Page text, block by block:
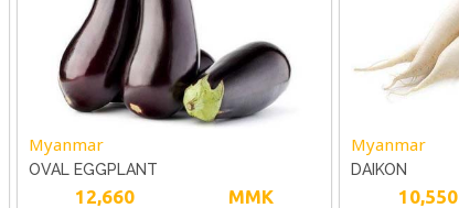
Myanmar
OVAL EGGPLANT
12,660 MMK
Myanmar
DAIKON
10,550